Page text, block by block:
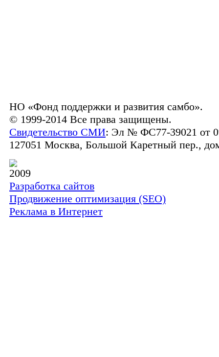
НО «Фонд поддержки и развития самбо».
© 1999-2014 Все права защищены.
Свидетельство СМИ: Эл № ФС77-39021 от
127051 Москва, Большой Каретный пер.,
2009
Разработка сайтов
Продвижение оптимизация (SEO)
Реклама в Интернет